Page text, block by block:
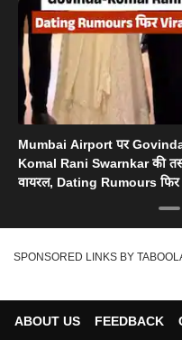
Mumbai Airport पर
Komal Rani Swarnkar की
वायरल, Dating Rumours
SPONSORED LINKS BY
ABOUT US FEEDBACK